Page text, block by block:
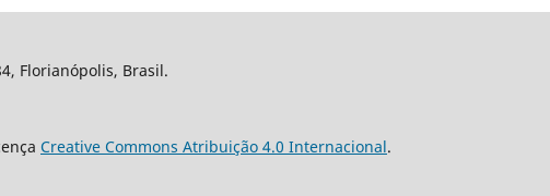
Florianópolis, Brasil.
Creative Commons Atribuição 4.0 Internacional.